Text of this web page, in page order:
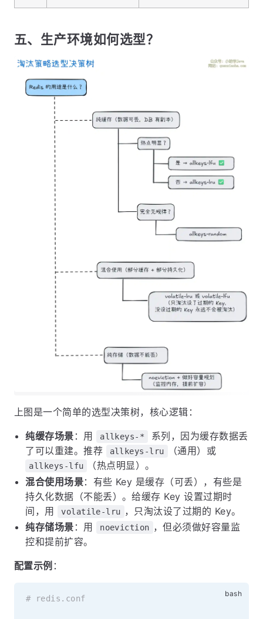
五、生产环境如何选型？
上图是一个简单的选型决策树，核心逻辑：
纯缓存场景 ：用 allkeys-*
系列，因为缓存数据丢
了可以重建。推荐
allkeys-lru （通用）或
allkeys-lfu
（热点明显）。
混合使用场景：有些 Key 是缓存（可丢），有些是
持久化数据（不能丢）。给缓存 Key 设置过期时
间，用
volatile-lru ，只淘汰设了过期的 Key。
纯存储场景 ：用 noeviction ，但必须做好容量监
控和提前扩容。
配置示例 ：
# redis.conf